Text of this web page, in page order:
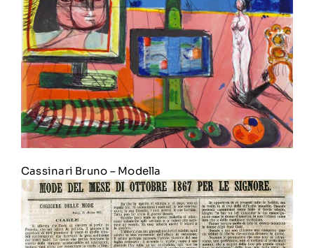
Cassinari Bruno –Modella